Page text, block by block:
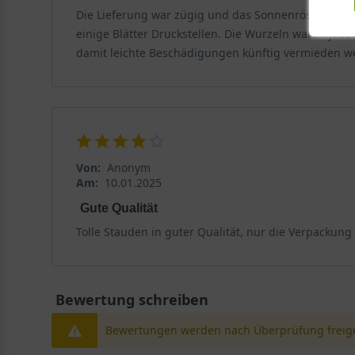
Mittelmeerraum prägt seine Vorliebe für
nährstoffreich sein sollten. Mit einer Pflanzdichte
Die optimalen Bedingungen für Helianthemum
Die Staude verlangt einen sonnigen Standort in
aufweisen, um Staunässe zu vermeiden. Ein
Pflanze ihre volle Farbkraft und kompakte
Blüte und Blattwerk des Sonnenröschens 'Gelbe
Die Lieferung war zügig und das Sonnenröschen
einige Blätter Druckstellen. Die Wurzeln waren
damit leichte Beschädigungen künftig vermieden
Von: Anonym
Am: 10.01.2025
Gute Qualität
Tolle Stauden in guter Qualität, nur die
Bewertung schreiben
Bewertungen werden nach Überprüfung